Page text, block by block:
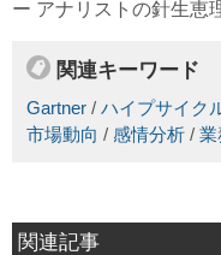
ー アナリストの針生恵
関連キーワード
Gartner / ハイプサイク
市場動向 / 感情分析 / 業
関連記事